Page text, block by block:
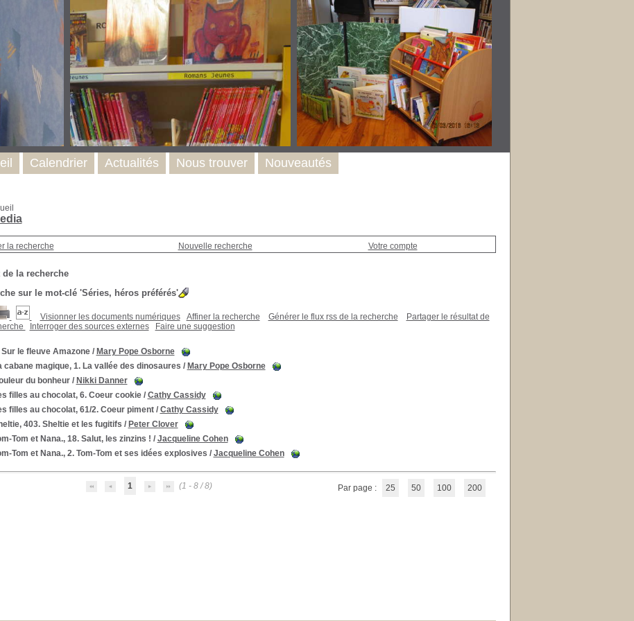
la recherche Nouvelle recherche Votre compte
de la recherche
sur le mot-clé 'Séries, héros préférés'
Visionner les documents numériques Affiner la recherche Générer le flux rss de la recherche
Partager le résultat de
Interroger des sources externes Faire une suggestion
Sur le fleuve Amazone/ Mary Pope Osborne
cabane magique, 1. La vallée des dinosaures / Mary Pope Osborne
du bonheur/ Nikki Danner
filles au chocolat, 6. Coeur cookie/ Cathy Cassidy
filles au chocolat, 61/2. Coeur piment/ Cathy Cassidy
403. Sheltie et les fugitifs / Peter Clover
Tom et Nana., 18. Salut, les zinzins ! / Jacqueline Cohen
Tom et Nana., 2. Tom-Tom et ses idées explosives / Jacqueline Cohen
1 (1 - 8 / 8) Par page : 25 50 100 200
Calendrier Actualités Nous trouver Nouveautés